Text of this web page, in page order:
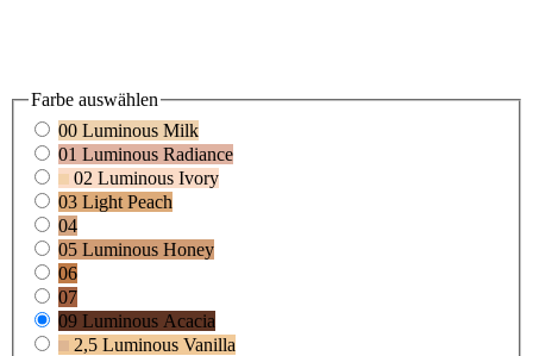
Farbe auswählen
00 Luminous Milk
01 Luminous Radiance
02 Luminous Ivory
03 Light Peach
04
05 Luminous Honey
06
07
09 Luminous Acacia
2,5 Luminous Vanilla